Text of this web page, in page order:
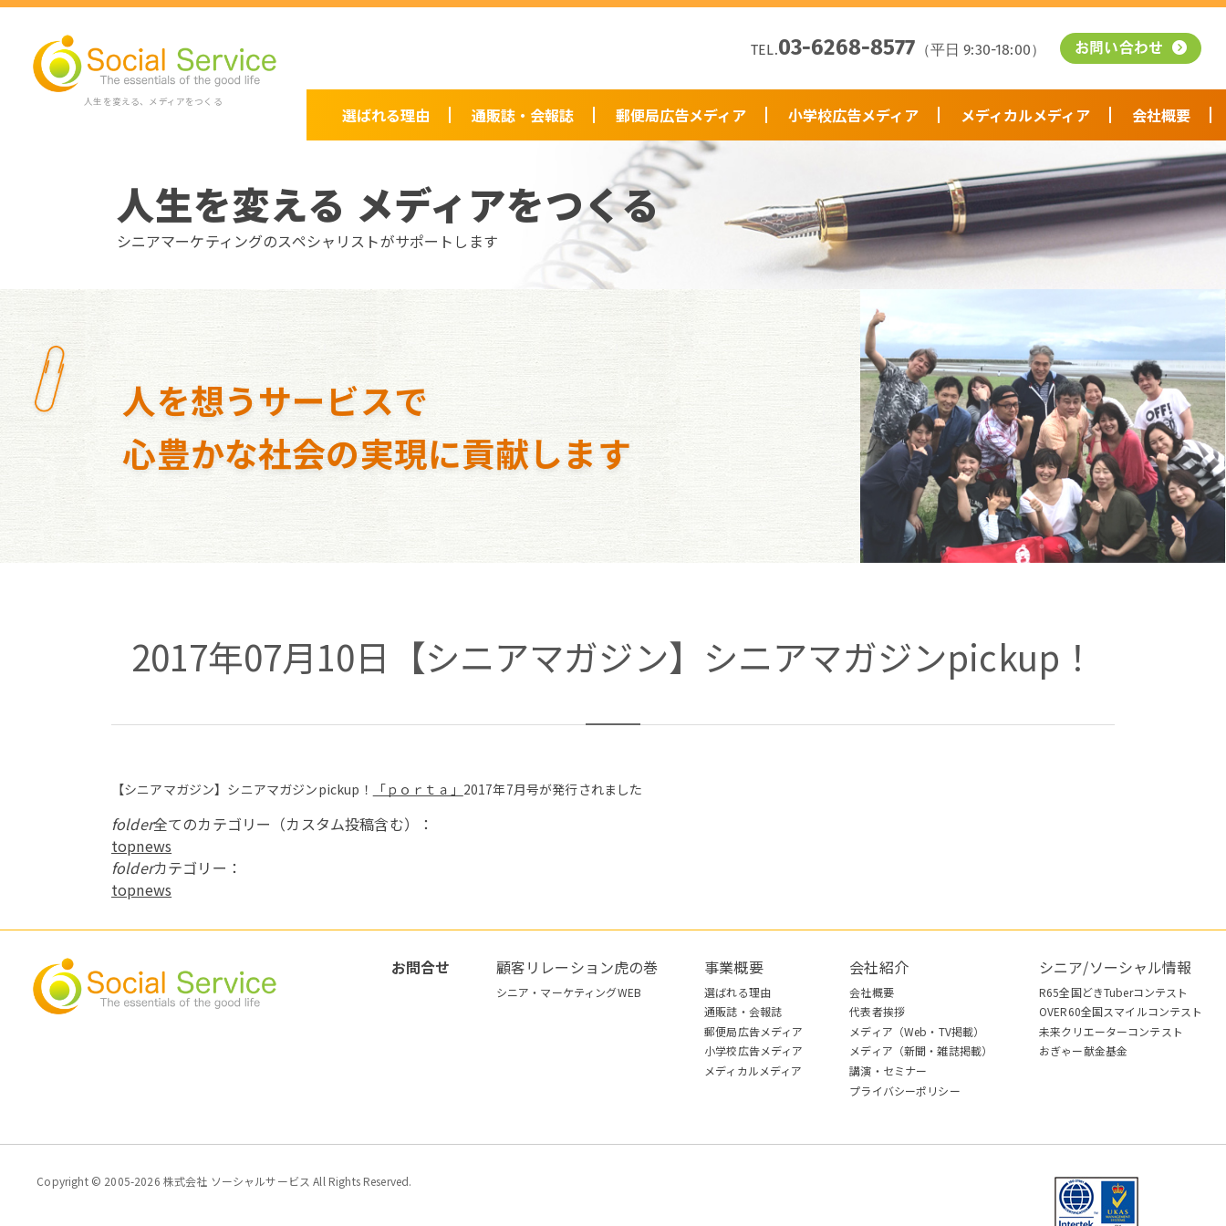
人生を変える、メディアをつくる
TEL.03-6268-8577 （平日 9:30-18:00） お問い合わせ
選ばれる理由 通販誌・会報誌 郵便局広告メディア 小学校広告メディア メディカルメディア 会社概要
人生を変える メディアをつくる
シニアマーケティングのスペシャリストがサポートします
人を想うサービスで
心豊かな社会の実現に貢献します
2017年07月10日【シニアマガジン】シニアマガジンpickup！
【シニアマガジン】シニアマガジンpickup！ 「ｐｏｒｔａ」 2017年7月号が発行されました
folder全てのカテゴリー（カスタム投稿含む）：
topnews
folderカテゴリー：
topnews
お問合せ 顧客リレーション虎の巻
シニア・マーケティングWEB
事業概要
選ばれる理由
通販誌・会報誌
郵便局広告メディア
小学校広告メディア
メディカルメディア
会社紹介
会社概要
代表者挨拶
メディア（Web・TV掲載）
メディア（新聞・雑誌掲載）
講演・セミナー
プライバシーポリシー
シニア/ソーシャル情報
R65全国どきTuberコンテスト
OVER60全国スマイルコンテスト
未来クリエーターコンテスト
おぎゃー献金基金
Copyright © 2005-2026 株式会社 ソーシャルサービス All Rights Reserved.